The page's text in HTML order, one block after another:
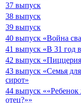
37 выпуск
38 выпуск
39 выпуск
40 выпуск «Война
41 выпуск «В 31 год
42 выпуск «Пиццерия
43 выпуск «Семья
сирот»
44 выпуск ««Ребенок
отец?»»